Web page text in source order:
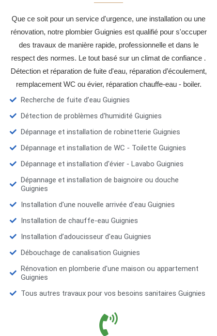
Que ce soit pour un service d'urgence, une installation ou une
rénovation, notre plombier Guignies est qualifié pour s'occuper
des travaux de manière rapide, professionnelle et dans le
respect des normes. Le tout basé sur un climat de confiance .
Détection et réparation de fuite d'eau, réparation d’écoulement,
remplacement WC ou évier, réparation chauffe-eau - boiler.
Recherche de fuite d’eau Guignies
Détection de problèmes d'humidité Guignies
Dépannage et installation de robinetterie Guignies
Dépannage et installation de WC - Toilette Guignies
Dépannage et installation d'évier - Lavabo Guignies
Dépannage et installation de baignoire ou douche
Guignies
Installation d'une nouvelle arrivée d'eau Guignies
Installation de chauffe-eau Guignies
Installation d’adoucisseur d'eau Guignies
Débouchage de canalisation Guignies
Rénovation en plomberie d'une maison ou appartement
Guignies
Tous autres travaux pour vos besoins sanitaires Guignies